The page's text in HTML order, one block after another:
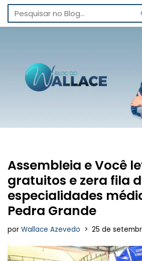
Pular
conteúdo
Assembleia e Você
gratuitos e zera fila
especialidades
Pedra Grande
por Wallace Azevedo 25 de